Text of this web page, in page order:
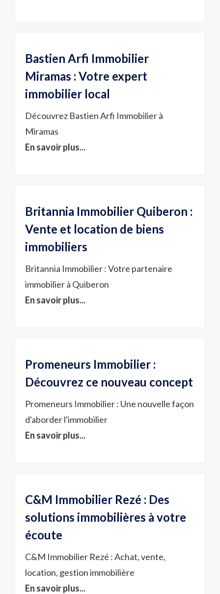
Bastien Arfi Immobilier
Miramas : Votre expert
immobilier local
Découvrez Bastien Arfi Immobilier à
Miramas
En savoir plus...
Britannia Immobilier Quiberon :
Vente et location de biens
immobiliers
Britannia Immobilier : Votre partenaire
immobilier à Quiberon
En savoir plus...
Promeneurs Immobilier :
Découvrez ce nouveau concept
Promeneurs Immobilier : Une nouvelle façon
d'aborder l'immobilier
En savoir plus...
C&M Immobilier Rezé : Des
solutions immobilières à votre
écoute
C&M Immobilier Rezé : Achat, vente,
location, gestion immobilière
En savoir plus...